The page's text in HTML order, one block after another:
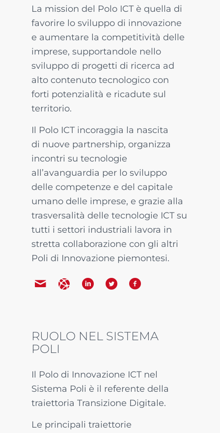
La mission del Polo ICT è quella di
favorire lo sviluppo di innovazione
e aumentare la competitività delle
imprese, supportandole nello
sviluppo di progetti di ricerca ad
alto contenuto tecnologico con
forti potenzialità e ricadute sul
territorio.
Il Polo ICT incoraggia la nascita
di nuove partnership, organizza
incontri su tecnologie
all’avanguardia per lo sviluppo
delle competenze e del capitale
umano delle imprese, e grazie alla
trasversalità delle tecnologie ICT su
tutti i settori industriali lavora in
stretta collaborazione con gli altri
Poli di Innovazione piemontesi.
RUOLO NEL SISTEMA
POLI
Il Polo di Innovazione ICT nel
Sistema Poli è il referente della
traiettoria Transizione Digitale.
Le principali traiettorie